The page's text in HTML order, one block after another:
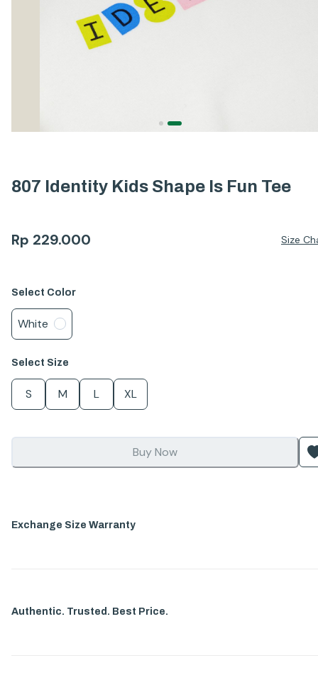
807 Identity Kids Shape Is Fun Tee
Rp 229.000 Size
Select Color
White
Select Size
S M L XL
Buy Now
Exchange Size Warranty
Authentic. Trusted. Best Price.